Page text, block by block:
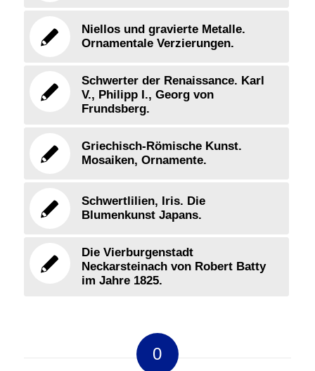
Niellos und gravierte Metalle.
Ornamentale Verzierungen.
Schwerter der Renaissance. Karl
V., Philipp I., Georg von
Frundsberg.
Griechisch-Römische Kunst.
Mosaiken, Ornamente.
Schwertlilien, Iris. Die
Blumenkunst Japans.
Die Vierburgenstadt
Neckarsteinach von Robert Batty
im Jahre 1825.
0